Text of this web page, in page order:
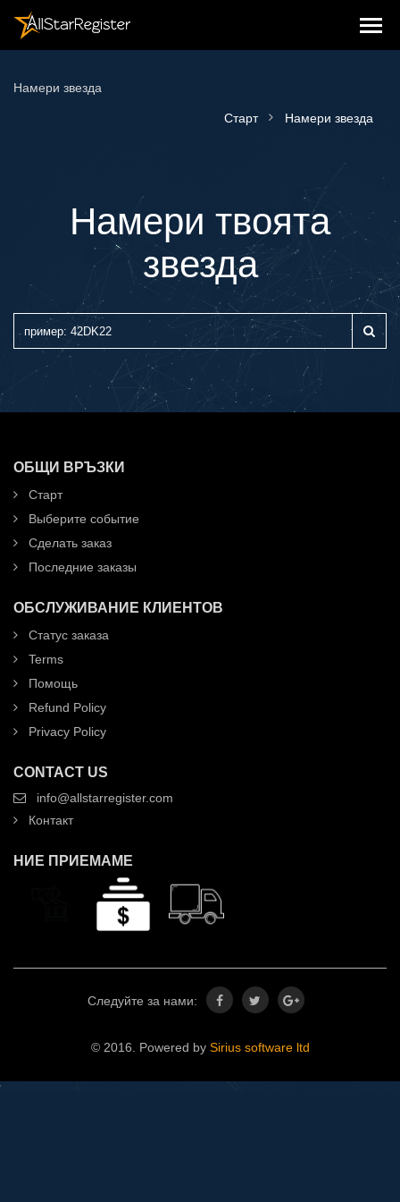
Намери звезда
Старт Намери звезда
Намери твоята
звезда
ОБЩИ ВРЪЗКИ
Старт
Выберите событие
Сделать заказ
Последние заказы
ОБСЛУЖИВАНИЕ КЛИЕНТОВ
Статус заказа
Terms
Помощь
Refund Policy
Privacy Policy
CONTACT US
info@allstarregister.com
Контакт
НИЕ ПРИЕМАМЕ
Следуйте за нами:
© 2016. Powered by Sirius software ltd